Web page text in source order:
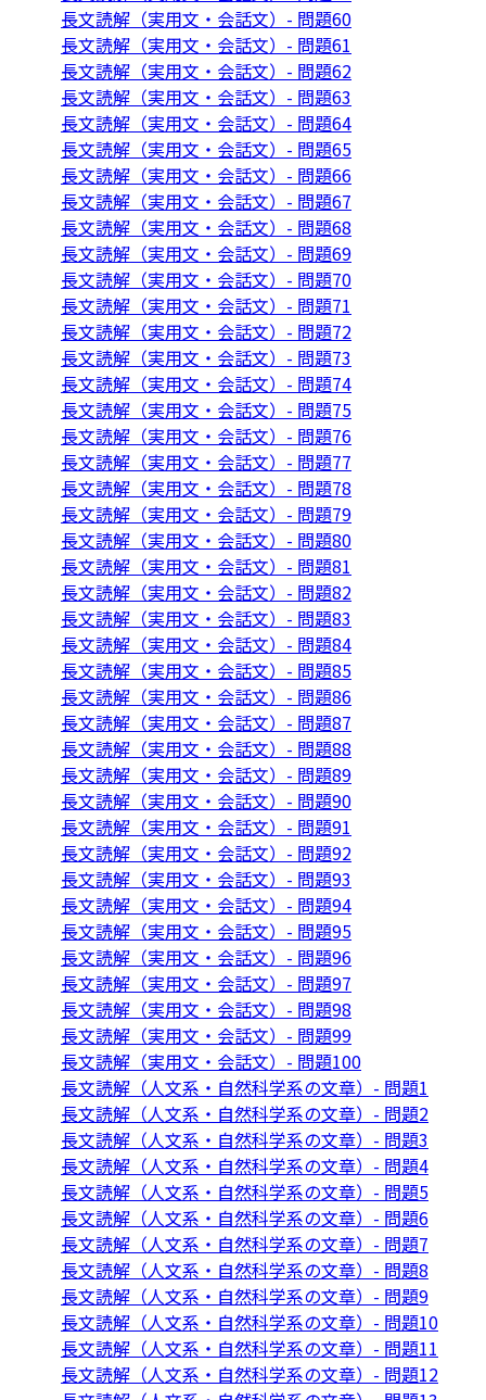
長文読解（実用文・会話文）- 問題60
長文読解（実用文・会話文）- 問題61
長文読解（実用文・会話文）- 問題62
長文読解（実用文・会話文）- 問題63
長文読解（実用文・会話文）- 問題64
長文読解（実用文・会話文）- 問題65
長文読解（実用文・会話文）- 問題66
長文読解（実用文・会話文）- 問題67
長文読解（実用文・会話文）- 問題68
長文読解（実用文・会話文）- 問題69
長文読解（実用文・会話文）- 問題70
長文読解（実用文・会話文）- 問題71
長文読解（実用文・会話文）- 問題72
長文読解（実用文・会話文）- 問題73
長文読解（実用文・会話文）- 問題74
長文読解（実用文・会話文）- 問題75
長文読解（実用文・会話文）- 問題76
長文読解（実用文・会話文）- 問題77
長文読解（実用文・会話文）- 問題78
長文読解（実用文・会話文）- 問題79
長文読解（実用文・会話文）- 問題80
長文読解（実用文・会話文）- 問題81
長文読解（実用文・会話文）- 問題82
長文読解（実用文・会話文）- 問題83
長文読解（実用文・会話文）- 問題84
長文読解（実用文・会話文）- 問題85
長文読解（実用文・会話文）- 問題86
長文読解（実用文・会話文）- 問題87
長文読解（実用文・会話文）- 問題88
長文読解（実用文・会話文）- 問題89
長文読解（実用文・会話文）- 問題90
長文読解（実用文・会話文）- 問題91
長文読解（実用文・会話文）- 問題92
長文読解（実用文・会話文）- 問題93
長文読解（実用文・会話文）- 問題94
長文読解（実用文・会話文）- 問題95
長文読解（実用文・会話文）- 問題96
長文読解（実用文・会話文）- 問題97
長文読解（実用文・会話文）- 問題98
長文読解（実用文・会話文）- 問題99
長文読解（実用文・会話文）- 問題100
長文読解（人文系・自然科学系の文章）- 問題1
長文読解（人文系・自然科学系の文章）- 問題2
長文読解（人文系・自然科学系の文章）- 問題3
長文読解（人文系・自然科学系の文章）- 問題4
長文読解（人文系・自然科学系の文章）- 問題5
長文読解（人文系・自然科学系の文章）- 問題6
長文読解（人文系・自然科学系の文章）- 問題7
長文読解（人文系・自然科学系の文章）- 問題8
長文読解（人文系・自然科学系の文章）- 問題9
長文読解（人文系・自然科学系の文章）- 問題10
長文読解（人文系・自然科学系の文章）- 問題11
長文読解（人文系・自然科学系の文章）- 問題12